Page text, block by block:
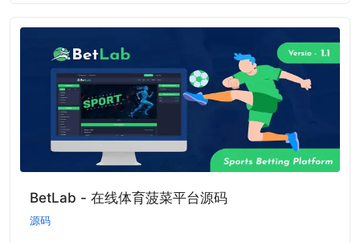
BetLab - 在线体育菠菜平台源码
源码